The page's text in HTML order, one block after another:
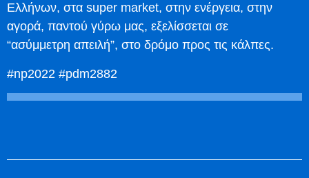
Ελλήνων, στα super market, στην ενέργεια, στην
αγορά, παντού γύρω μας, εξελίσσεται σε
“ασύμμετρη απειλή”, στο δρόμο προς τις κάλπες.
#np2022 #pdm2882